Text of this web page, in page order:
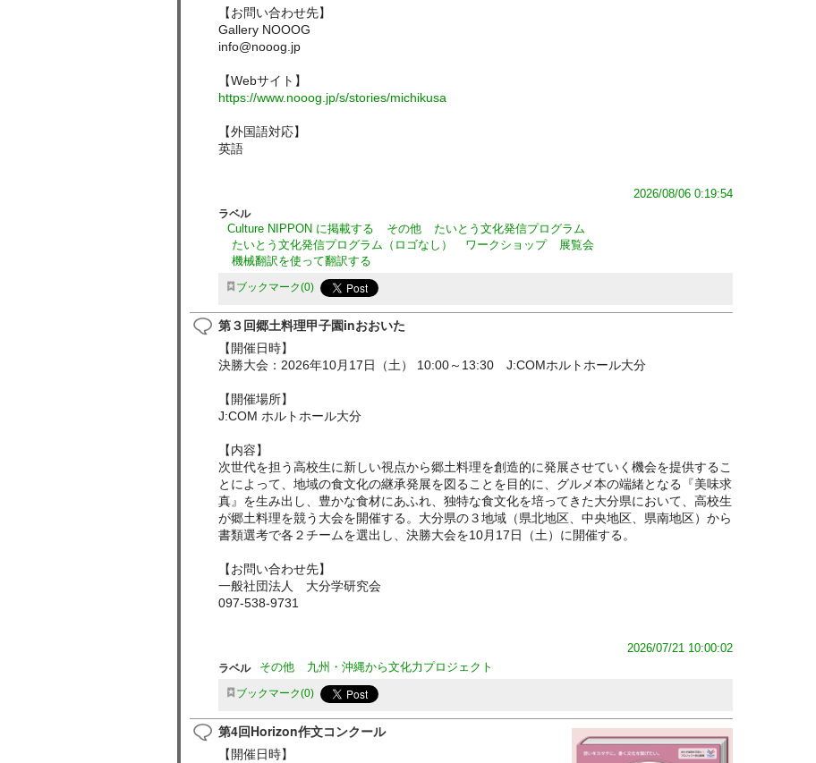
【お問い合わせ先】
Gallery NOOOG
info@nooog.jp
【Webサイト】
https://www.nooog.jp/s/stories/michikusa
【外国語対応】
英語
2026/08/06 0:19:54
ラベル
Culture NIPPON に掲載する その他
たいとう文化発信プログラム
たいとう文化発信プログラム（ロゴなし）
ワークショップ
展覧会
機械翻訳を使って翻訳する
ブックマーク 0
第３回郷土料理甲子園inおおいた
【開催日時】
決勝大会：2026年10月17日（土） 10:00～13:30 J:COMホルトホール大分
【開催場所】
J:COM ホルトホール大分
【内容】
次世代を担う高校生に新しい視点から郷土料理を創造的に発展させていく機会を提供するこ
とによって、地域の食文化の継承発展を図ることを目的に、グルメ本の端緒となる『美味求
真』を生み出し、豊かな食材にあふれ、独特な食文化を培ってきた大分県において、高校生
が郷土料理を競う大会を開催する。大分県の３地域（県北地区、中央地区、県南地区）から
書類選考で各２チームを選出し、決勝大会を10月17日（土）に開催する。
【お問い合わせ先】
一般社団法人 大分学研究会
097-538-9731
2026/07/21 10:00:02
ラベル その他 九州・沖縄から文化力プロジェクト
ブックマーク 0
第4回Horizon作文コンクール
【開催日時】